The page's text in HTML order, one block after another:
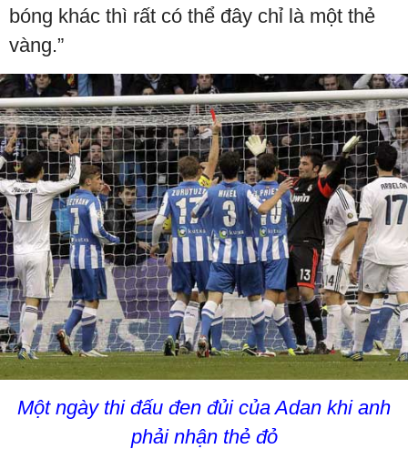
bóng khác thì rất có thể đây chỉ là một thẻ
vàng.”
Một ngày thi đấu đen đủi của Adan khi anh
phải nhận thẻ đỏ